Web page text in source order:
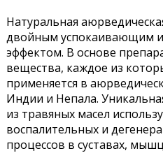
Натуральная
двойным успокаивающим
эффектом. В основе
вещества, каждое из
применяется в
Индии и Непала.
из травяных масел
воспалительных и
процессов в суставах,